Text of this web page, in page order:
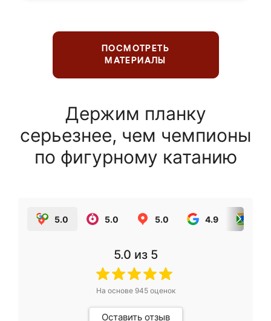
ПОСМОТРЕТЬ
МАТЕРИАЛЫ
Держим планку
серьезнее, чем чемпионы
по фигурному катанию
5.0 5.0 5.0 4.9
5.0 из 5
На основе 945оценок
Оставить отзыв